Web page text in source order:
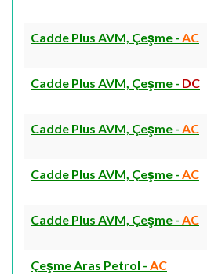
Cadde Plus AVM, Çeşme - AC
Cadde Plus AVM, Çeşme - DC
Cadde Plus AVM, Çeşme - AC
Cadde Plus AVM, Çeşme - AC
Cadde Plus AVM, Çeşme - AC
Çeşme Aras Petrol - AC